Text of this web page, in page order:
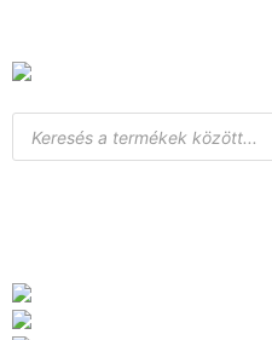
content
Products
search